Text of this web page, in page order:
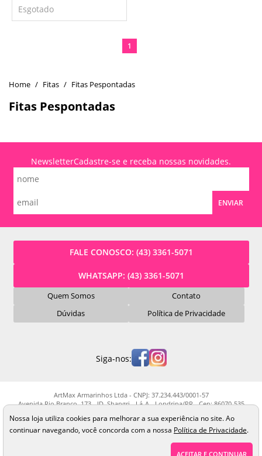
Fitas Fitas Pespontadas
Fitas Pespontadas
Esgotado
1
NewsletterCadastre-se e receba nossas novidades.
ENVIAR
FALE CONOSCO: (43) 3361-5071
WHATSAPP: (43) 3361-5071
Quem Somos
Contato
Dúvidas
Política de Privacidade
Siga-nos:
ArtMax Armarinhos Ltda - CNPJ: 37.234.443/0001-57
Avenida Rio Branco, 173 - JD. Shangri - Lá-A - Londrina/PR - Cep: 86070-535
neste site não valem necessariamente para nossa loja física e podem sofrer
alterações sem prévia notificação. Imagens meramente ilustrativas. Pedidos
Nossa loja utiliza cookies para melhorar a sua experiência no site. Ao
continuar navegando, você concorda com a nossa Política de Privacidade.
ACEITAR E CONTINUAR